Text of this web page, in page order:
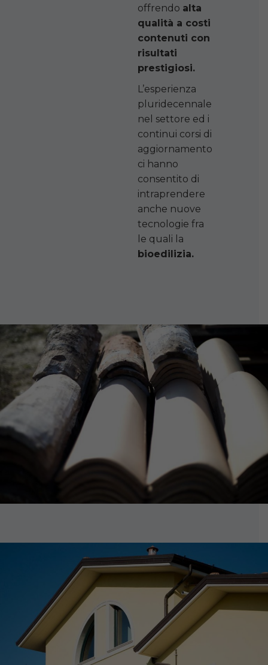
offrendo alta
qualità a costi
contenuti con
risultati
prestigiosi.
L’esperienza
pluridecennale
nel settore ed i
continui corsi di
aggiornamento
ci hanno
consentito di
intraprendere
anche nuove
tecnologie fra
le quali la
bioedilizia.